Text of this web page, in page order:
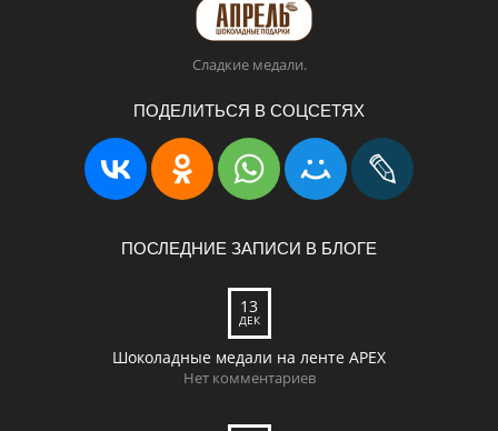
Сладкие медали.
ПОДЕЛИТЬСЯ В СОЦСЕТЯХ
ПОСЛЕДНИЕ ЗАПИСИ В БЛОГЕ
13
ДЕК
Шоколадные медали на ленте APEX
Нет комментариев